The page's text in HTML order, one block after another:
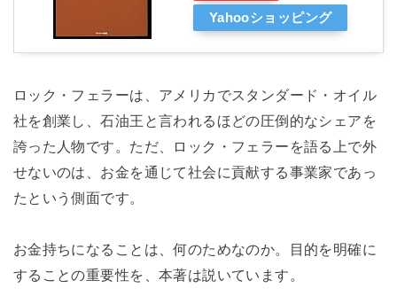
Yahooショッピング
ロック・フェラーは、アメリカでスタンダード・オイル
社を創業し、石油王と言われるほどの圧倒的なシェアを
誇った人物です。ただ、ロック・フェラーを語る上で外
せないのは、お金を通じて社会に貢献する事業家であっ
たという側面です。
お金持ちになることは、何のためなのか。目的を明確に
することの重要性を、本著は説いています。